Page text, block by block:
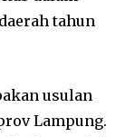
tahun
usulan
Lampung.